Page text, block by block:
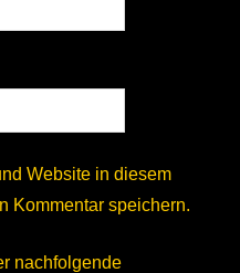
Website in diesem
Kommentar speichern.
nachfolgende